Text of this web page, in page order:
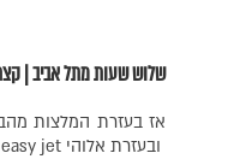
שלוש שעות מתל אביב | קצת
אז בעזרת המלצות
ובעזרת אלוהי easy jet ישבתי, תכננתי, אירגנתי ועשיתי הרבה תרגילי מיינדפולנס לפני.